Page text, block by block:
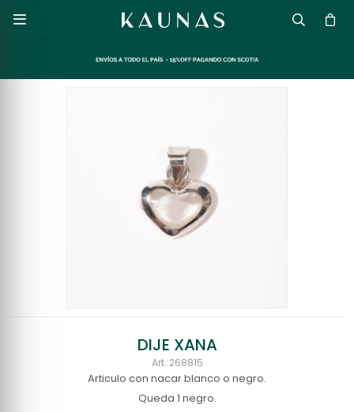

DIJE XANA
268815
Articulo con nacar blanco o negro.
Queda 1 negro.